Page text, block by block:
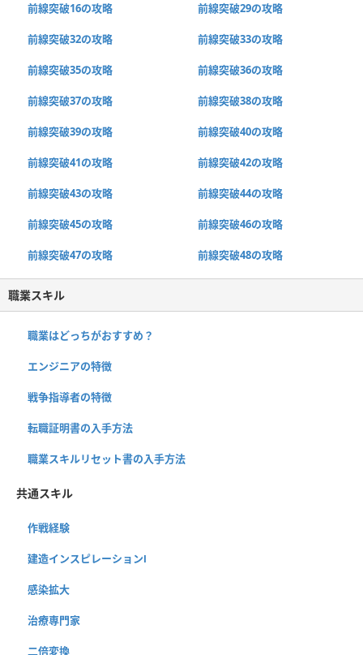
前線突破16の攻略 前線突破29の攻略
前線突破32の攻略 前線突破33の攻略
前線突破35の攻略 前線突破36の攻略
前線突破37の攻略 前線突破38の攻略
前線突破39の攻略 前線突破40の攻略
前線突破41の攻略 前線突破42の攻略
前線突破43の攻略 前線突破44の攻略
前線突破45の攻略 前線突破46の攻略
前線突破47の攻略 前線突破48の攻略
職業スキル
職業はどっちがおすすめ？
エンジニアの特徴
戦争指導者の特徴
転職証明書の入手方法
職業スキルリセット書の入手方法
共通スキル
作戦経験
建造インスピレーションⅠ
感染拡大
治療専門家
二倍変換